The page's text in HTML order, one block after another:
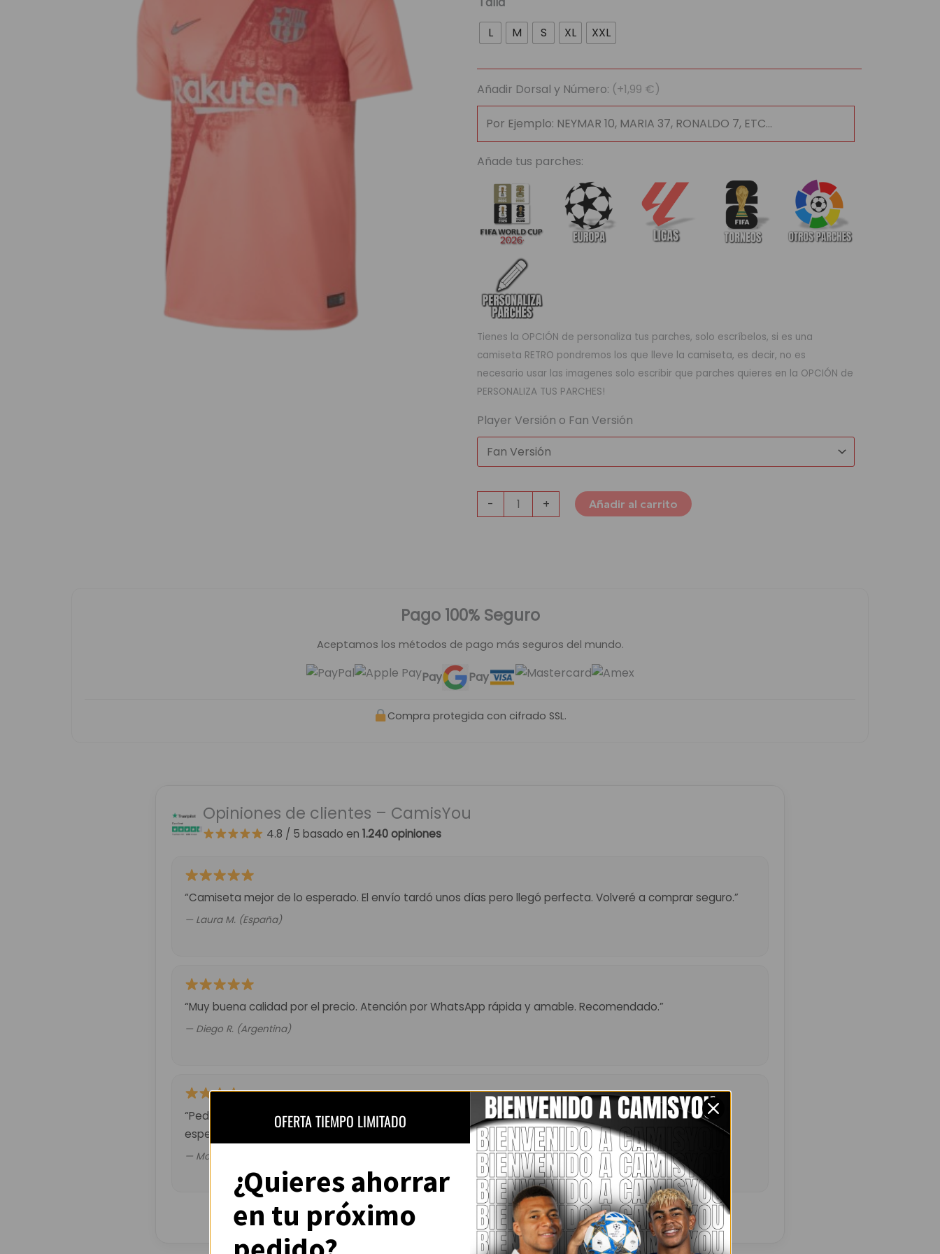
L
M S XL XXL
Añadir Dorsal y Número: (+1,99 €)
Añade tus parches:
Tienes la OPCIÓN de personaliza tus parches, solo escríbelos, si es una
camiseta RETRO pondremos los que lleve la camiseta, es decir, no es
necesario usar las imagenes solo escribir que parches quieres en la OPCIÓN de
PERSONALIZA TUS PARCHES!
Player Versión o Fan Versión
-
Retro
FC
2018/19
cantidad
+ Añadir al carrito
Pago 100% Seguro
Aceptamos los métodos de pago más seguros del mundo.
Pay Pay
Compra protegida con cifrado SSL.
Opiniones de clientes – CamisYou
4.8 / 5 basado en 1.240 opiniones
“Camiseta mejor de lo esperado. El envío tardó unos días pero llegó perfecta. Volveré a comprar seguro.”
— Laura M. (España)
“Muy buena calidad por el precio. Atención por WhatsApp rápida y amable. Recomendado.”
— Diego R. (Argentina)
“Pedí la del Barça retro. Muy top, colores fuertes y detalles perfectos. El envío tardó un poco más de lo
esperado pero valió la pena.”
— Mateo G. (Chile)
Ver todas las opiniones en Trustpilot
OFERTA TIEMPO LIMITADO
¿Quieres ahorrar
en tu próximo